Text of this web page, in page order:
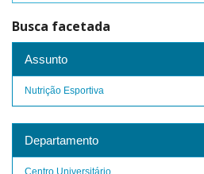
Busca facetada
Assunto
Nutrição Esportiva
Departamento
Centro Universitário